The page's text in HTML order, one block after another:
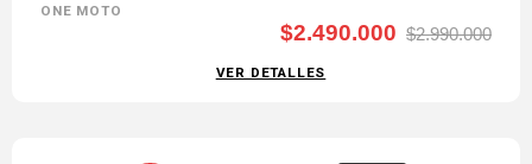
ONE MOTO
$2.490.000 $2.990.000
VER DETALLES